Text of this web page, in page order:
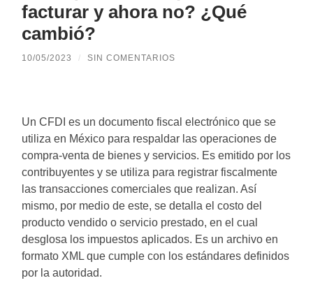
facturar y ahora no? ¿Qué
cambió?
10/05/2023 / SIN COMENTARIOS
Un CFDI es un documento fiscal electrónico que se
utiliza en México para respaldar las operaciones de
compra-venta de bienes y servicios. Es emitido por los
contribuyentes y se utiliza para registrar fiscalmente
las transacciones comerciales que realizan. Así
mismo, por medio de este, se detalla el costo del
producto vendido o servicio prestado, en el cual
desglosa los impuestos aplicados. Es un archivo en
formato XML que cumple con los estándares definidos
por la autoridad.